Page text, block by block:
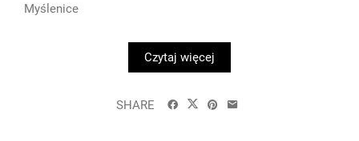
Myślenice
Czytaj więcej
SHARE